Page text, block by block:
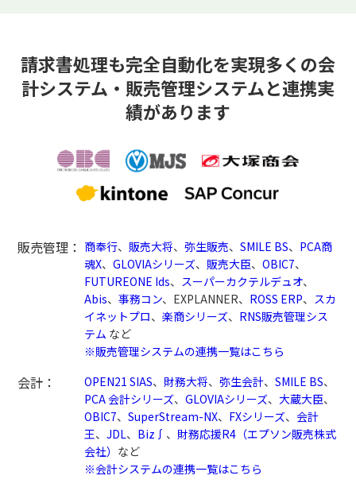
請求書処理も完全自動化を実現多くの会
計システム・販売管理システムと連携実
績があります
販売管理： 商奉行、 販売大将、弥生販売、SMILE BS、 PCA商
魂X、GLOVIAシリーズ、 販売大臣、OBIC7、
FUTUREONE Ids、 スーパーカクテルデュオ、
Abis、事務コン、EXPLANNER、 ROSS ERP、 スカ
イネットプロ、楽商シリーズ、 RNS販売管理シス
テム など
※販売管理システムの連携一覧はこちら
会計： OPEN21 SIAS、 財務大将、弥生会計、SMILE BS、
PCA 会計シリーズ、GLOVIAシリーズ、大蔵大臣、
OBIC7、SuperStream-NX、 FXシリーズ、会計
王、JDL、 Biz∫ 、 財務応援R4（エプソン販売株式
会社） など
※会計システムの連携一覧はこちら